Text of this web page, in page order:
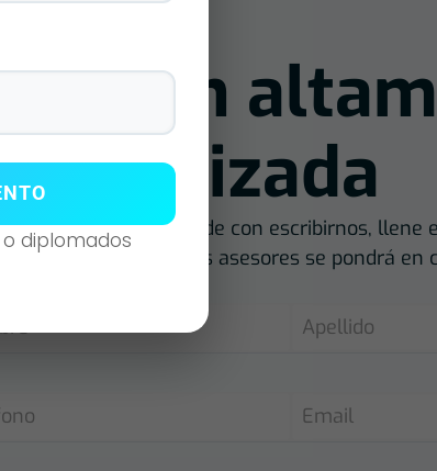
contactarnos no dude con escribirnos, llene
y uno de nuestros asesores se pondrá en
diplomados